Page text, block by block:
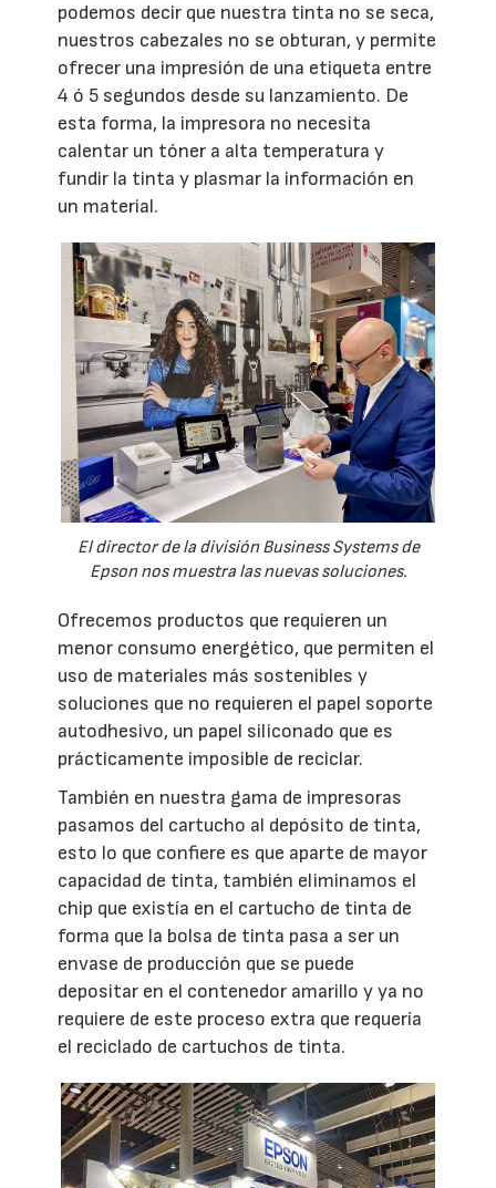
podemos decir que nuestra tinta no se seca,
nuestros cabezales no se obturan, y permite
ofrecer una impresión de una etiqueta entre
4 ó 5 segundos desde su lanzamiento. De
esta forma, la impresora no necesita
calentar un tóner a alta temperatura y
fundir la tinta y plasmar la información en
un material.
El director de la división Business Systems de
Epson nos muestra las nuevas soluciones.
Ofrecemos productos que requieren un
menor consumo energético, que permiten el
uso de materiales más sostenibles y
soluciones que no requieren el papel soporte
autodhesivo, un papel siliconado que es
prácticamente imposible de reciclar.
También en nuestra gama de impresoras
pasamos del cartucho al depósito de tinta,
esto lo que confiere es que aparte de mayor
capacidad de tinta, también eliminamos el
chip que existía en el cartucho de tinta de
forma que la bolsa de tinta pasa a ser un
envase de producción que se puede
depositar en el contenedor amarillo y ya no
requiere de este proceso extra que requería
el reciclado de cartuchos de tinta.